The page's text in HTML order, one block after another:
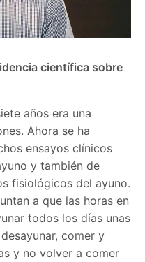
científica sobre
años era una
Ahora se ha
ensayos clínicos
y también de
fisiológicos del ayuno.
a que las horas en
todos los días unas
comer y
y no volver a comer